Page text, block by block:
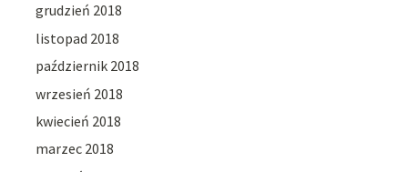
grudzień 2018
listopad 2018
październik 2018
wrzesień 2018
kwiecień 2018
marzec 2018